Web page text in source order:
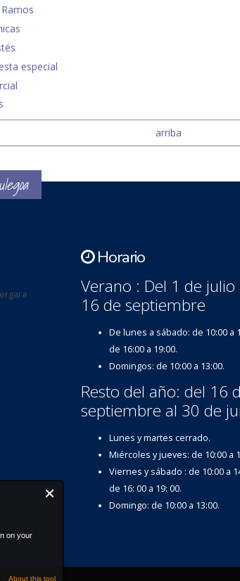
on your
About this tool
especial
arriba
Horario
Verano : Del 1 de julio
16 de septiembre
De lunes a sábado: de 10:00 a
de 16:00 a 19:00.
Domingos: de 10:00 a 13:00.
Resto del año: del 16
septiembre al 30 de
Lunes y martes cerrado.
Miércoles y jueves: de 10:00 a
Viernes y sábado : de 10:00 a
de 16: 00 a 19: 00.
Domingo: de 10:00 a 13:00.